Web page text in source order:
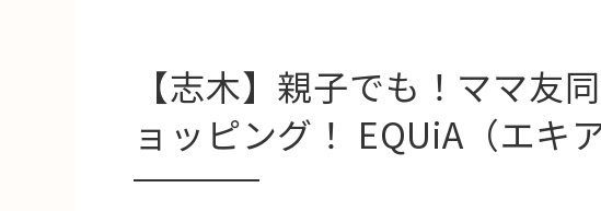
コーディネーター紹介
【志木】親子でも！ママ友
ョッピング！ EQUiA（エキ